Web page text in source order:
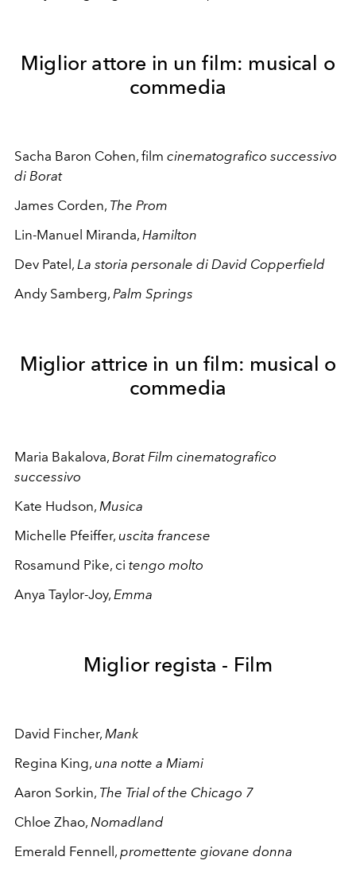
Miglior attore in un film: musical o
commedia
Sacha Baron Cohen, film cinematografico successivo
di Borat
James Corden, The Prom
Lin-Manuel Miranda, Hamilton
Dev Patel, La storia personale di David Copperfield
Andy Samberg, Palm Springs
Miglior attrice in un film: musical o
commedia
Maria Bakalova, Borat Film cinematografico
successivo
Kate Hudson, Musica
Michelle Pfeiffer, uscita francese
Rosamund Pike, ci tengo molto
Anya Taylor-Joy, Emma
Miglior regista - Film
David Fincher, Mank
Regina King, una notte a Miami
Aaron Sorkin, The Trial of the Chicago 7
Chloe Zhao, Nomadland
Emerald Fennell, promettente giovane donna